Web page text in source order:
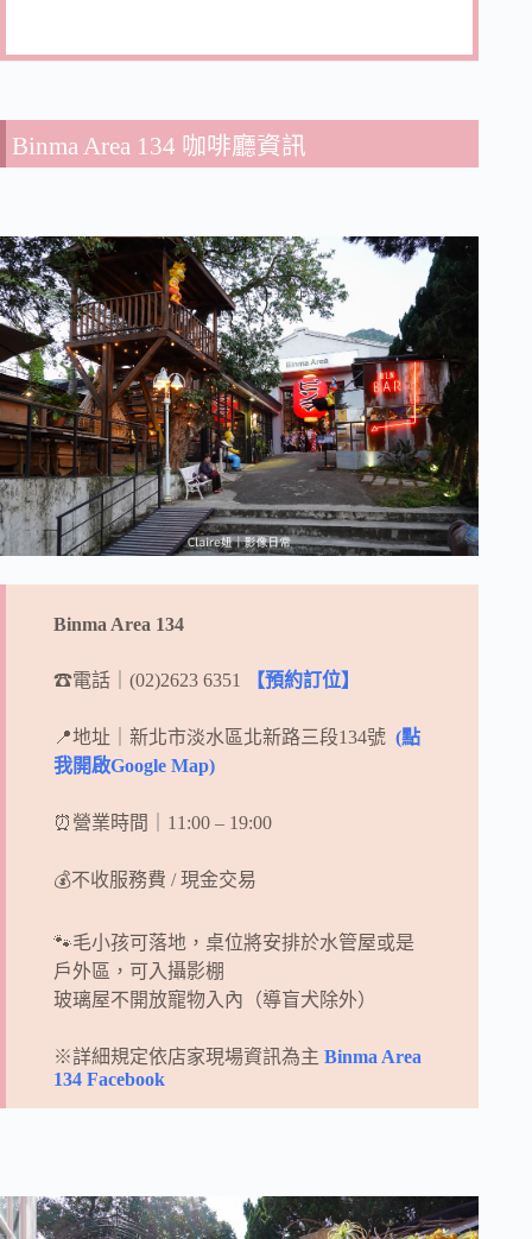
Binma Area 134 咖啡廳資訊
Binma Area 134
☎電話｜(02)2623 6351 【預約訂位】
📍地址｜新北市淡水區北新路三段134號 (點
我開啟Google Map)
⏰營業時間｜11:00 – 19:00
💰不收服務費 / 現金交易
🐾毛小孩可落地，桌位將安排於水管屋或是
戶外區，可入攝影棚
玻璃屋不開放寵物入內（導盲犬除外）
※詳細規定依店家現場資訊為主 Binma Area
134 Facebook